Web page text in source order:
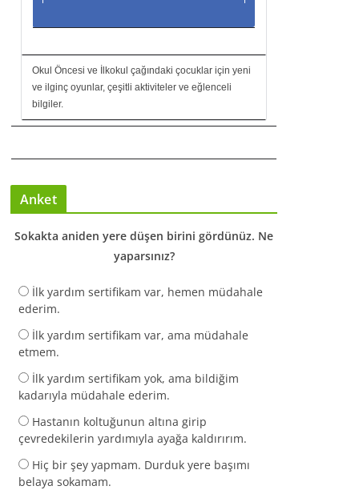
Okul Öncesi ve İlkokul çağındaki çocuklar için yeni
ve ilginç oyunlar, çeşitli aktiviteler ve eğlenceli
bilgiler.
Anket
Sokakta aniden yere düşen birini gördünüz. Ne
yaparsınız?
İlk yardım sertifikam var, hemen müdahale
ederim.
İlk yardım sertifikam var, ama müdahale
etmem.
İlk yardım sertifikam yok, ama bildiğim
kadarıyla müdahale ederim.
Hastanın koltuğunun altına girip
çevredekilerin yardımıyla ayağa kaldırırım.
Hiç bir şey yapmam. Durduk yere başımı
belaya sokamam.